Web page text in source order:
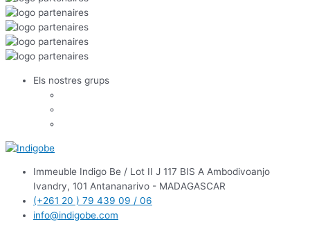
Els nostres grups
Immeuble Indigo Be / Lot II J 117 BIS A Ambodivoanjo
Ivandry, 101 Antananarivo - MADAGASCAR
(+261 20 ) 79 439 09 / 06
info@indigobe.com